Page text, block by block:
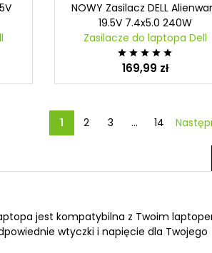
NOWY Zasilacz DELL
19.5V 7.4x5.0 240W
Zasilacze do laptopa Dell
    
169,99 zł
1 2 3 … 14
jest kompatybilna z Twoim
wtyczki i napięcie dla Twojego